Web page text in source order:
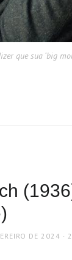
que sua ‘big
DE 2024